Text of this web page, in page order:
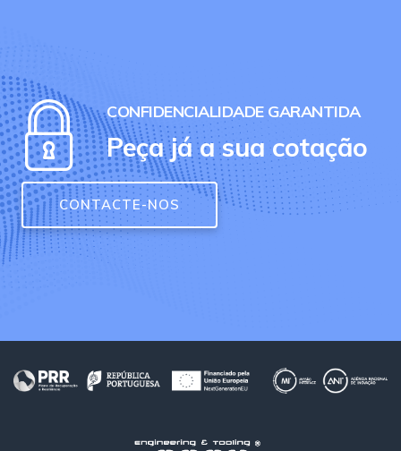
CONFIDENCIALIDADE GARANTIDA
Peça já a sua cotação
CONTACTE-NOS